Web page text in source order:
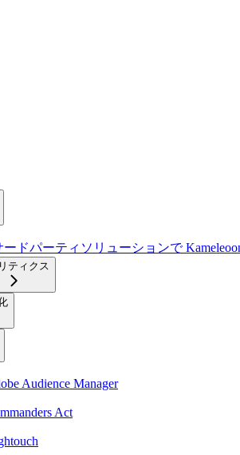
ドパーティソリューションで
ティクス
Audience Manager
Act